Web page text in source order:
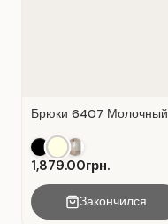
Брюки 6407 Молочный
1,879.00грн.
Закончился